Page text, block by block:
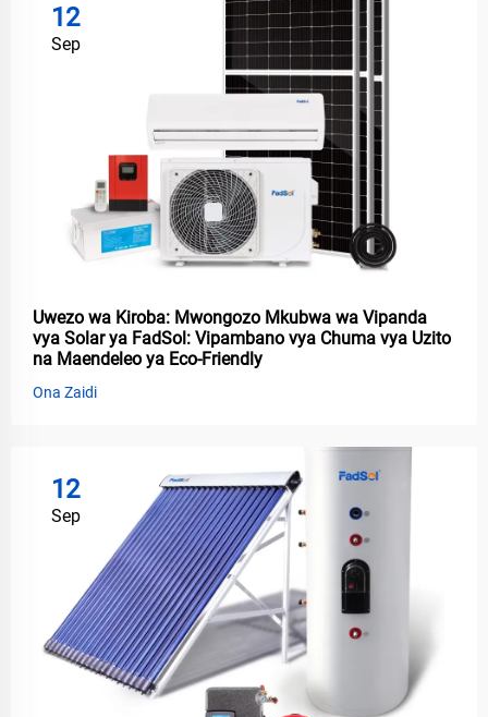
12
Sep
Uwezo wa Kiroba: Mwongozo Mkubwa wa Vipanda
vya Solar ya FadSol: Vipambano vya Chuma vya Uzito
na Maendeleo ya Eco-Friendly
Ona Zaidi
12
Sep